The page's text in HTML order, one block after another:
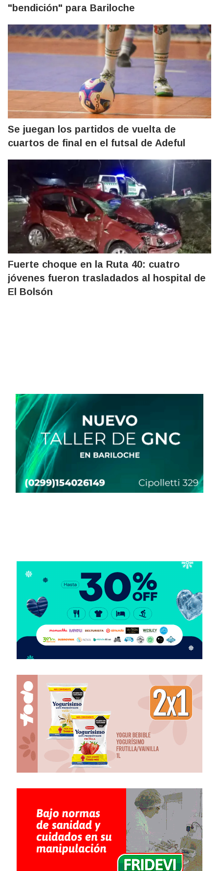
"bendición" para Bariloche
Se juegan los partidos de vuelta de
cuartos de final en el futsal de Adeful
Fuerte choque en la Ruta 40: cuatro
jóvenes fueron trasladados al hospital de
El Bolsón